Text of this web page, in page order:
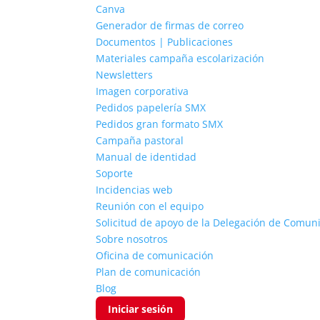
Canva
Generador de firmas de correo
Documentos | Publicaciones
Materiales campaña escolarización
Newsletters
Imagen corporativa
Pedidos papelería SMX
Pedidos gran formato SMX
Campaña pastoral
Manual de identidad
Soporte
Incidencias web
Reunión con el equipo
Solicitud de apoyo de la Delegación de
Sobre nosotros
Oficina de comunicación
Plan de comunicación
Blog
Iniciar sesión